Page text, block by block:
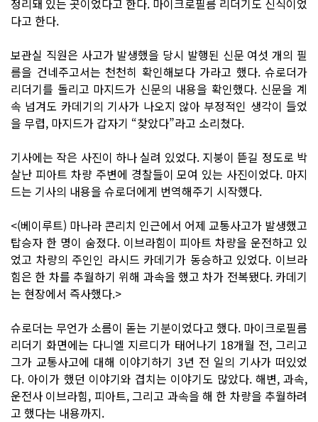
다고 한다.
보관실 직원은 사고가 발생했을 당시 발행된 신문 여섯 개의 필
름을 건네주고서는 천천히 확인해보다 가라고 했다. 슈로더가
리더기를 돌리고 마지드가 신문의 내용을 확인했다. 신문을 계
속 넘겨도 카데기의 기사가 나오지 않아 부정적인 생각이 들었
을 무렵, 마지드가 갑자기 “찾았다”라고 소리쳤다.
기사에는 작은 사진이 하나 실려 있었다. 지붕이 뜯길 정도로 박
살난 피아트 차량 주변에 경찰들이 모여 있는 사진이었다. 마지
드는 기사의 내용을 슈로더에게 번역해주기 시작했다.
<(베이루트) 마나라 콘리치 인근에서 어제 교통사고가 발생했고
탑승자 한 명이 숨졌다. 이브라힘이 피아트 차량을 운전하고 있
었고 차량의 주인인 라시드 카데기가 동승하고 있었다. 이브라
힘은 한 차를 추월하기 위해 과속을 했고 차가 전복됐다. 카데기
는 현장에서 즉사했다.>
슈로더는 무언가 소름이 돋는 기분이었다고 했다. 마이크로필름
리더기 화면에는 다니엘 지르디가 태어나기 18개월 전, 그리고
그가 교통사고에 대해 이야기하기 3년 전 일의 기사가 떠있었
다. 아이가 했던 이야기와 겹치는 이야기도 많았다. 해변, 과속,
운전사 이브라힘, 피아트, 그리고 과속을 해 한 차량을 추월하려
고 했다는 내용까지.